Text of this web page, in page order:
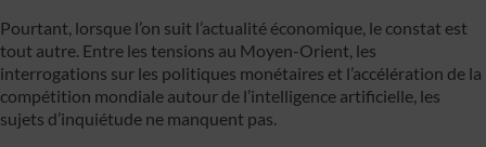
Pourtant, lorsque l’on suit l’actualité économique, le constat est
tout autre. Entre les tensions au Moyen-Orient, les
interrogations sur les politiques monétaires et l’accélération de la
compétition mondiale autour de l’intelligence artificielle, les
sujets d’inquiétude ne manquent pas.